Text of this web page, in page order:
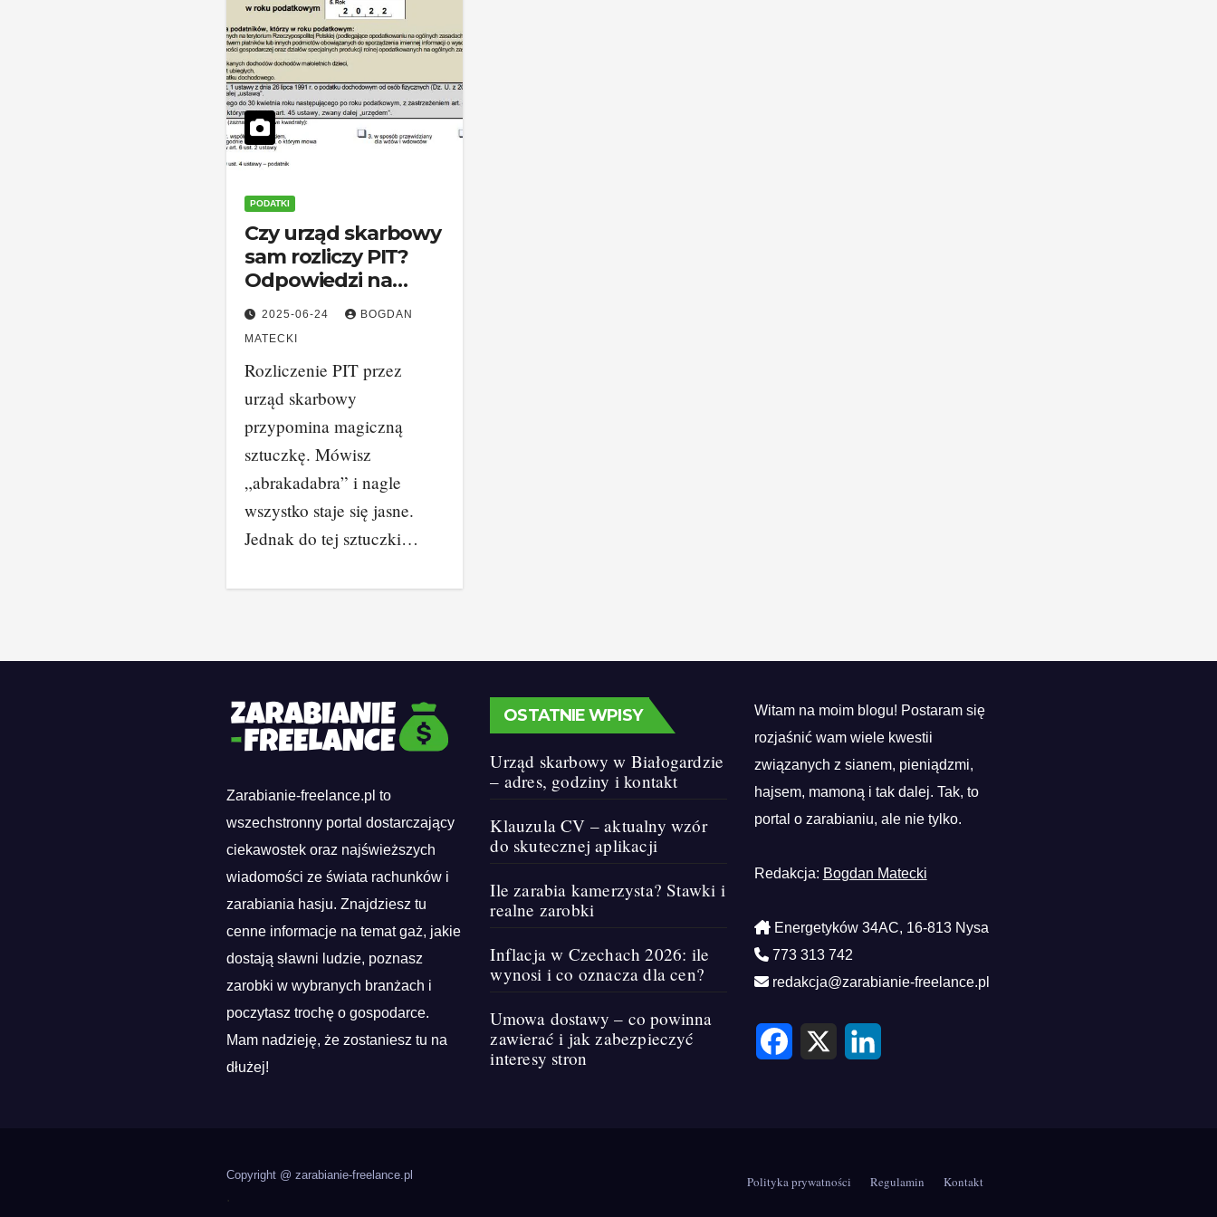
PODATKI
Czy urząd skarbowy
sam rozliczy PIT?
Odpowiedzi na
najważniejsze
pytania
2025-06-24
BOGDAN
MATECKI
Rozliczenie PIT przez
urząd skarbowy
przypomina magiczną
sztuczkę. Mówisz
„abrakadabra” i nagle
wszystko staje się jasne.
Jednak do tej sztuczki…
Zarabianie-freelance.pl to
wszechstronny portal dostarczający
ciekawostek oraz najświeższych
wiadomości ze świata rachunków i
zarabiania hasju. Znajdziesz tu
cenne informacje na temat gaż, jakie
dostają sławni ludzie, poznasz
zarobki w wybranych branżach i
poczytasz trochę o gospodarce.
Mam nadzieję, że zostaniesz tu na
dłużej!
OSTATNIE WPISY
Urząd skarbowy w Białogardzie
– adres, godziny i kontakt
Klauzula CV – aktualny wzór
do skutecznej aplikacji
Ile zarabia kamerzysta? Stawki i
realne zarobki
Inflacja w Czechach 2026: ile
wynosi i co oznacza dla cen?
Umowa dostawy – co powinna
zawierać i jak zabezpieczyć
interesy stron
Witam na moim blogu! Postaram się
rozjaśnić wam wiele kwestii
związanych z sianem, pieniądzmi,
hajsem, mamoną i tak dalej. Tak, to
portal o zarabianiu, ale nie tylko.
Redakcja: Bogdan Matecki
Energetyków 34AC, 16-813 Nysa
773 313 742
redakcja@zarabianie-freelance.pl
F
c
X
L
n
Copyright @ zarabianie-freelance.pl
.
Polityka prywatności Regulamin Kontakt